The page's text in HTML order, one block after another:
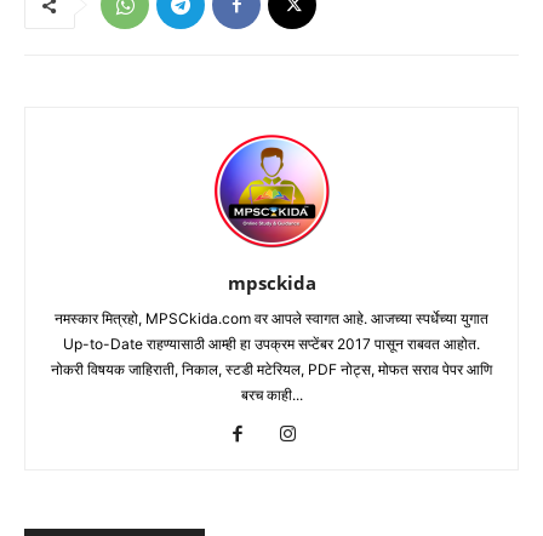
mpsckida
नमस्कार मित्रहो, MPSCkida.com वर आपले स्वागत आहे. आजच्या स्पर्धेच्या युगात
Up-to-Date राहण्यासाठी आम्ही हा उपक्रम सप्टेंबर 2017 पासून राबवत आहोत.
नोकरी विषयक जाहिराती, निकाल, स्टडी मटेरियल, PDF नोट्स, मोफत सराव पेपर आणि
बरच काही...